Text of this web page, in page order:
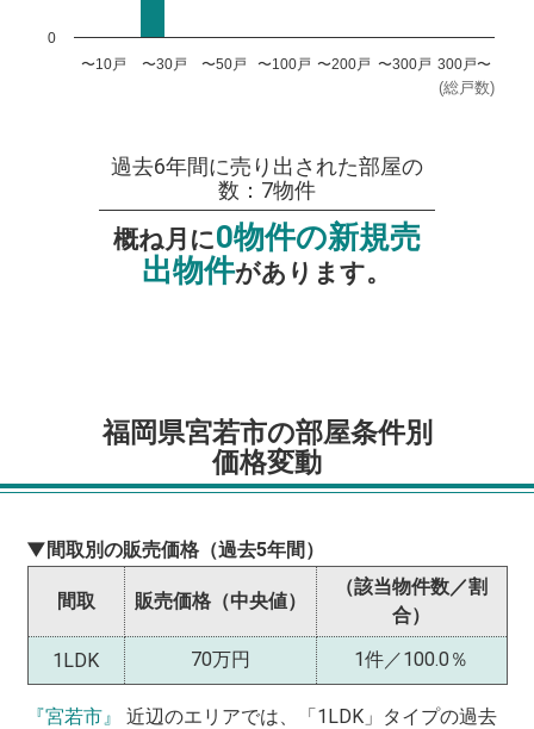
(総戸数)
〜10戸 〜30戸 〜50戸 〜100戸 〜200戸 〜300戸 300戸〜
0
過去6年間に売り出された部屋の
数：7物件
概ね月に0物件の新規売
出物件があります。
福岡県宮若市の部屋条件別
価格変動
▼間取別の販売価格（過去5年間）
間取 販売価格（中央値）
（該当物件数／割
合）
1LDK
70万円 1件／100.0％
『宮若市』
近辺のエリアでは、「1LDK」タイプの過去